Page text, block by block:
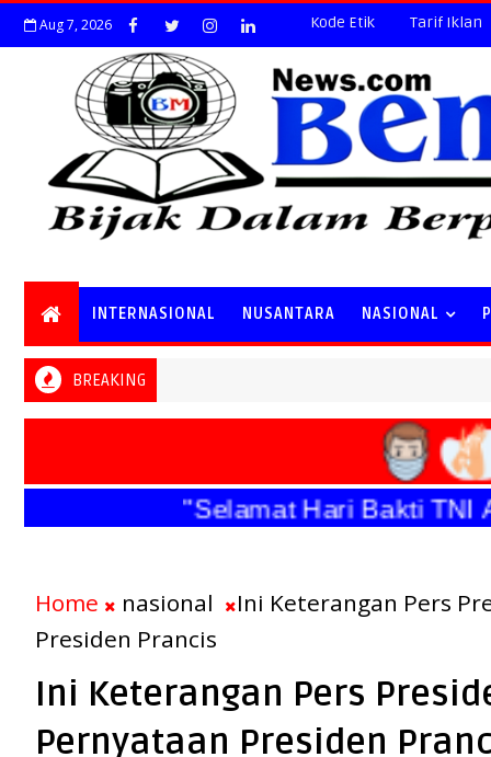
Aug 7, 2026 Kode Etik Tarif Iklan
INTERNASIONAL NUSANTARA NASIONAL
BREAKING
"Selamat Hari Bakti TNI
Home nasional
Ini Keterangan Pers
Presiden Prancis
Ini Keterangan Pers
Pernyataan Presiden